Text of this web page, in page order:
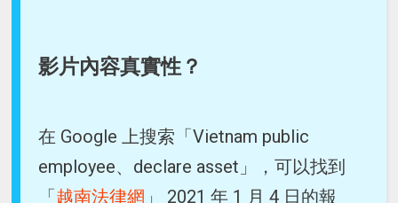
影片內容真實性？
在 Google 上搜索「Vietnam public
employee、declare asset」，可以找到
「越南法律網 」 2021 年 1 月 4 日的報